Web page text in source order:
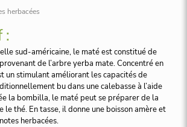
herbacées
:
sud-américaine, le maté est constitué de
de l’arbre yerba mate. Concentré en
un stimulant améliorant les capacités de
bu dans une calebasse à l’aide
la bombilla, le maté peut se préparer de la
le thé. En tasse, il donne une boisson amère et
herbacées.